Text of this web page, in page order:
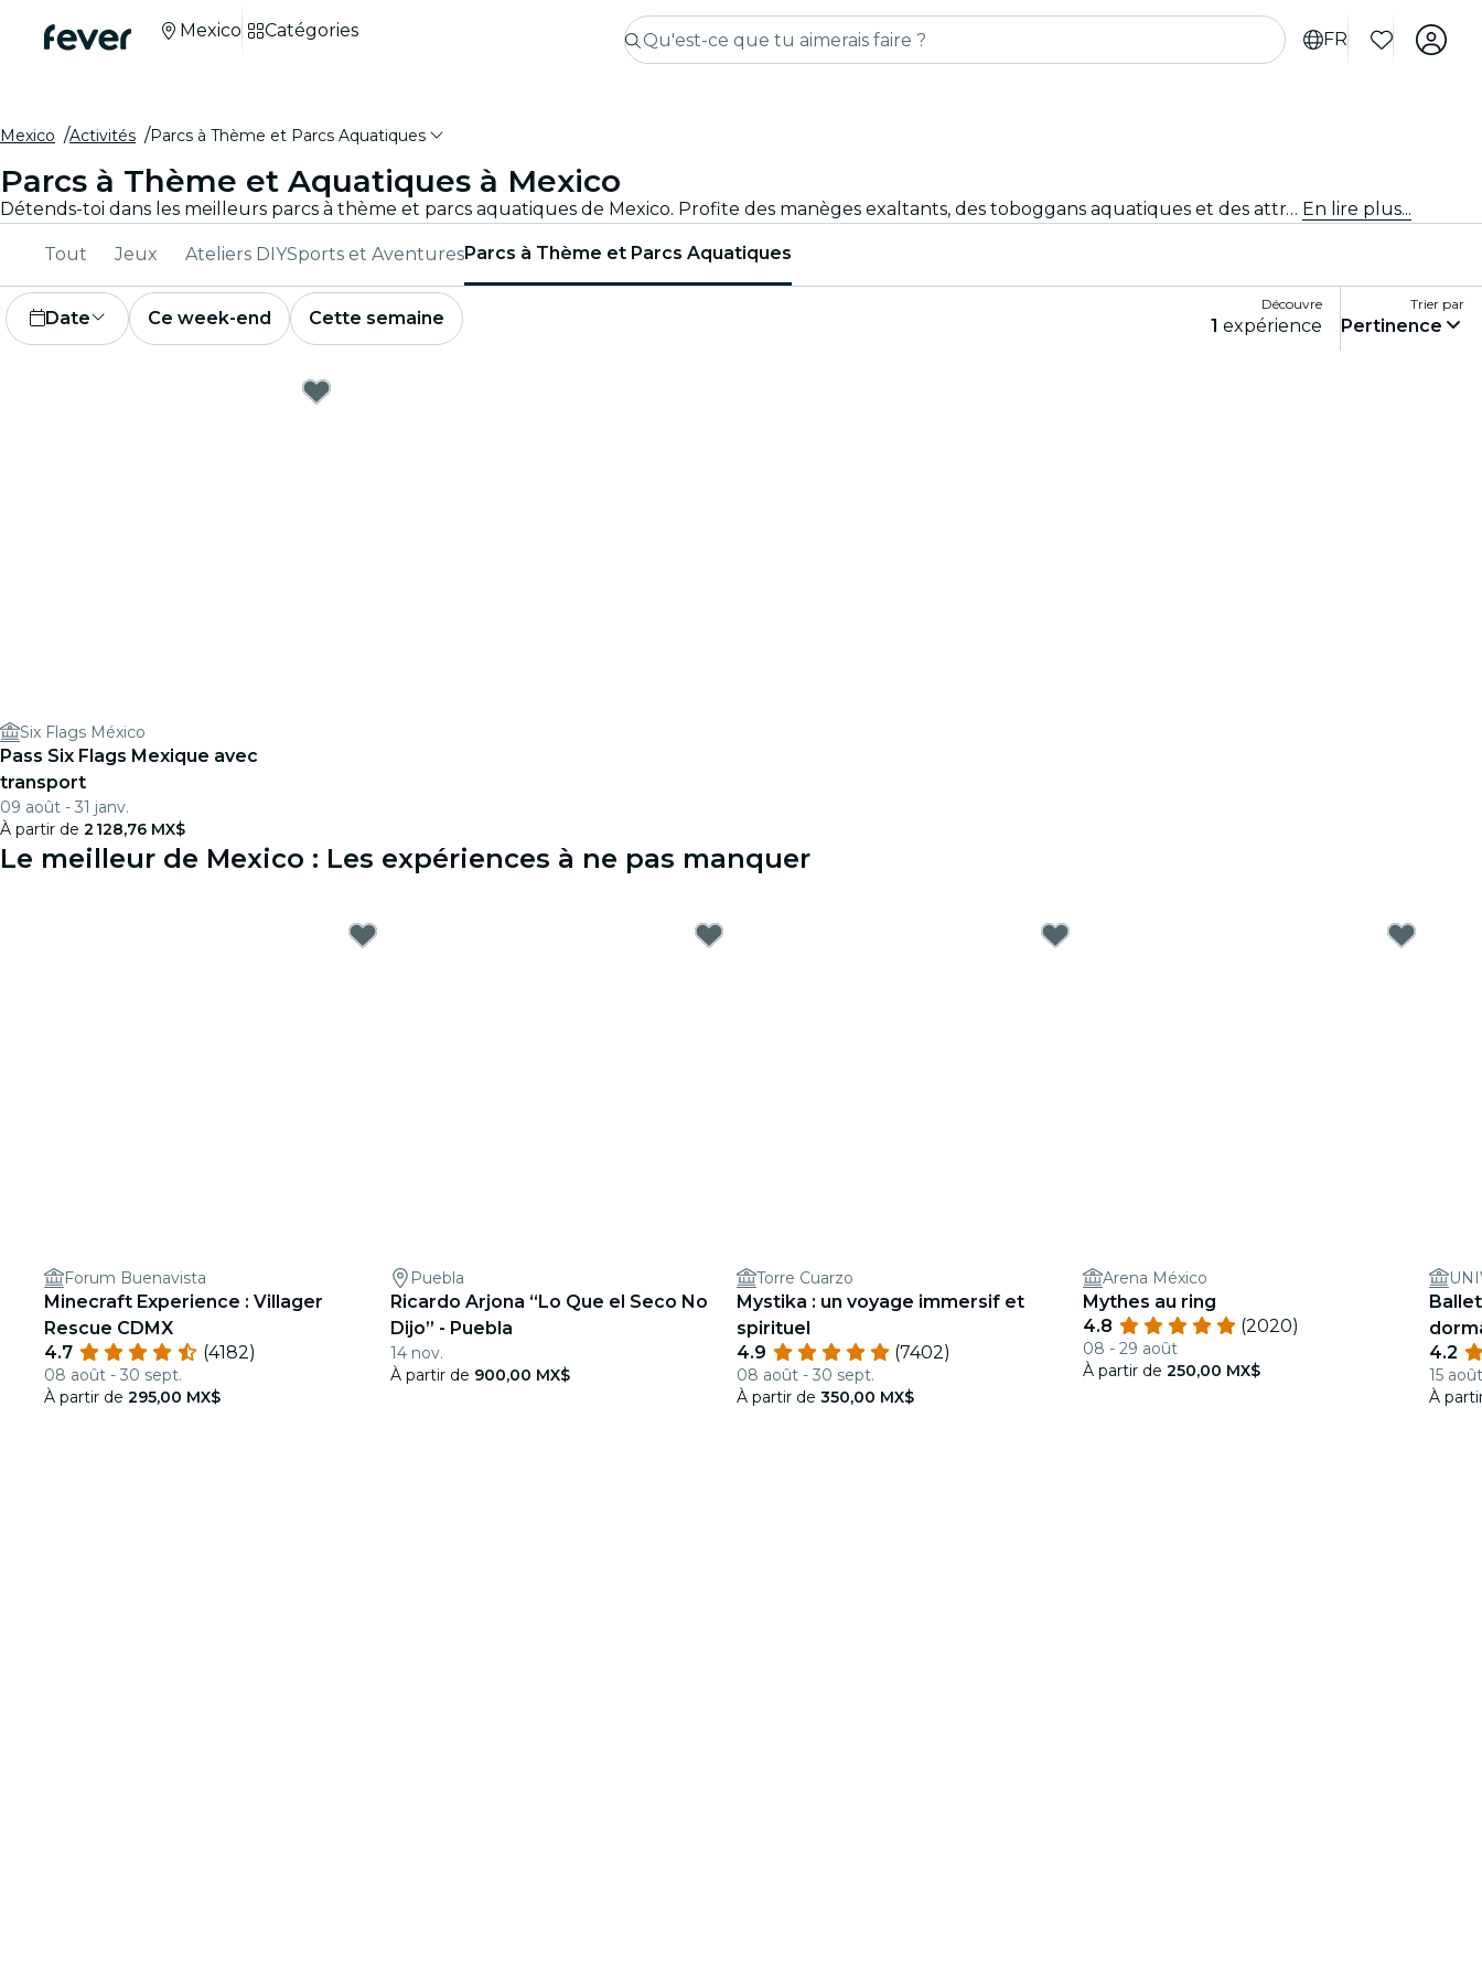
FR
Mexico Catégories
Mexico Activités Parcs à Thème et Parcs Aquatiques
Parcs à Thème et Aquatiques à Mexico
Détends-toi dans les meilleurs parcs à thème et parcs aquatiques de Mexico. Profite des manèges exaltants, des toboggans aquatiques et des attractions pour toute la famille pour une journée de loisirs inoubliables. En lire plus...
Tout Jeux Ateliers DIYSports et AventuresParcs à Thème et Parcs Aquatiques
Date Ce week-end Cette semaine
Découvre
1 expérience
Trier par
Pertinence
Six Flags México
Pass Six Flags Mexique avec
transport
09 août - 31 janv.
À partir de 2 128,76 MX$
Le meilleur de Mexico : Les expériences à ne pas manquer
Forum Buenavista
Minecraft Experience : Villager
Rescue CDMX
4.7
(4182)
08 août - 30 sept.
À partir de 295,00 MX$
Puebla
Ricardo Arjona “Lo Que el Seco No
Dijo” - Puebla
14 nov.
À partir de 900,00 MX$
Torre Cuarzo
Mystika : un voyage immersif et
spirituel
4.9
(7402)
08 août - 30 sept.
À partir de 350,00 MX$
Arena México
Mythes au ring
4.8
(2020)
08 - 29 août
À partir de 250,00 MX$
4.2
15
À